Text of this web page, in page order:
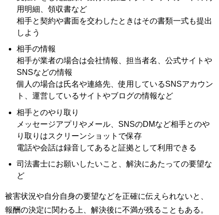
用明細、領収書など
相手と契約や書面を交わしたときはその書類一式も提出
しよう
相手の情報
相手が業者の場合は会社情報、担当者名、公式サイトや
SNSなどの情報
個人の場合は氏名や連絡先、使用しているSNSアカウン
ト、運営しているサイトやブログの情報など
相手とのやり取り
メッセージアプリやメール、SNSのDMなど相手とのや
り取りはスクリーンショットで保存
電話や会話は録音してあると証拠として利用できる
司法書士にお願いしたいこと、解決にあたっての要望な
ど
被害状況や自分自身の要望などを正確に伝えられないと、
報酬の決定に関わる上、解決後に不満が残ることもある。